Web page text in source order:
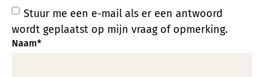
Stuur me een e-mail als er een antwoord
wordt geplaatst op mijn vraag of opmerking.
Naam*